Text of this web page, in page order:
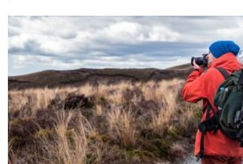
教育・セミナーチャンネル
文化・伝統チャンネル